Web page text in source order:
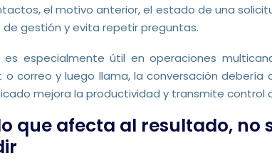
el motivo anterior, el estado de una
gestión y evita repetir preguntas.
es especialmente útil en operaciones
correo y luego llama, la conversación debería
mejora la productividad y transmite control
que afecta al resultado, no